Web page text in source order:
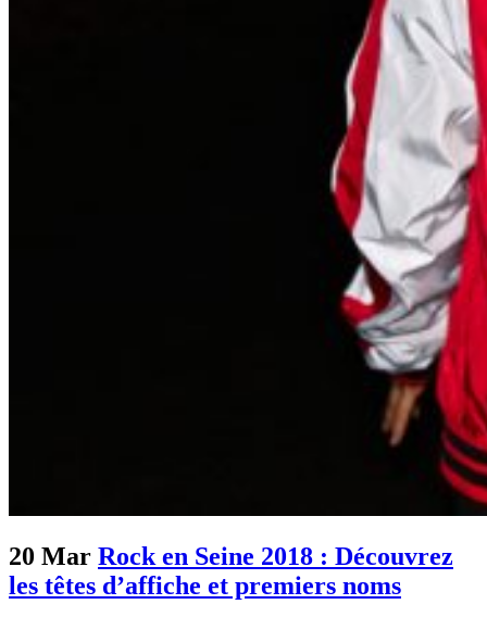
20 Mar Rock en Seine 2018 : Découvrez
les têtes d’affiche et premiers noms